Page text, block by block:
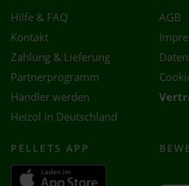
Hilfe & FAQ
Kontakt
Zahlung & Lieferung
Partnerprogramm
Händler werden
Heizöl in Deutschland
AGB
PELLETS APP